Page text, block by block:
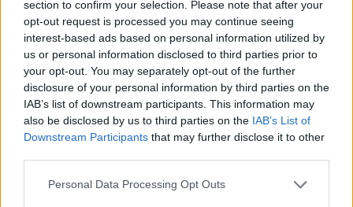
section to confirm your selection. Please note that after your
opt-out request is processed you may continue seeing
interest-based ads based on personal information utilized by
us or personal information disclosed to third parties prior to
your opt-out. You may separately opt-out of the further
disclosure of your personal information by third parties on the
IAB’s list of downstream participants. This information may
also be disclosed by us to third parties on the IAB’s List of
Downstream Participants that may further disclose it to other
Personal Data Processing Opt Outs
Κέραμο ζητά η ΛΑΣ Δήμου Χίου